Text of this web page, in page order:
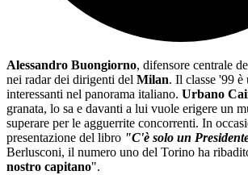
Alessandro Buongiorno, difensore centrale
nei radar dei dirigenti del Milan. Il classe '99
interessanti nel panorama italiano. Urbano
granata, lo sa e davanti a lui vuole erigere un
superare per le agguerrite concorrenti. In
presentazione del libro "C'è solo un
Berlusconi, il numero uno del Torino ha
nostro capitano".